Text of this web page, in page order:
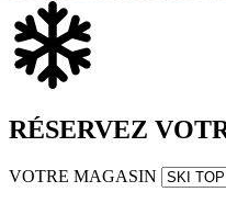
RÉSERVEZ
VOTRE MAGASIN